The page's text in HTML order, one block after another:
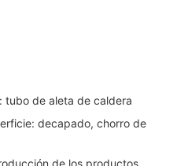
tubo de aleta de caldera
decapado, chorro de
de los productos